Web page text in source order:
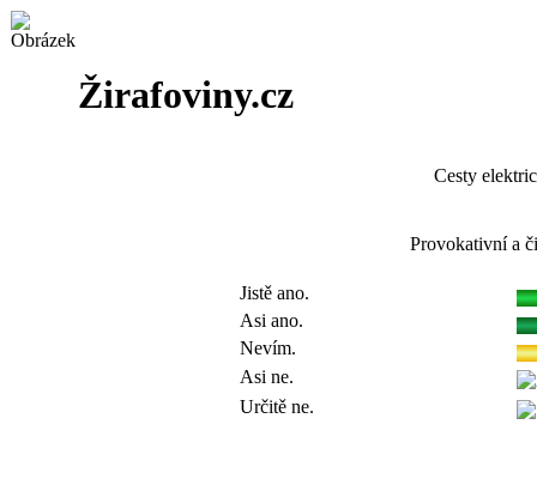
Žirafoviny.cz
Cesty
Provokativní a
Jistě ano.
Asi ano.
Nevím.
Asi ne.
Určitě ne.